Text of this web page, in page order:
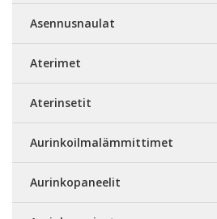
Asennusnaulat
Aterimet
Aterinsetit
Aurinkoilmalämmittimet
Aurinkopaneelit